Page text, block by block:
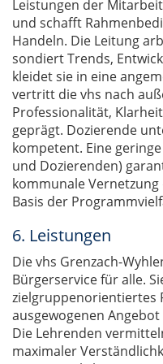
Leistungen der
und schafft
Handeln. Die Leitung
sondiert Trends,
kleidet sie in eine
vertritt die vhs nach
Professionalität,
geprägt. Dozierende
kompetent. Eine
und Dozierenden)
kommunale
Basis der
6. Leistungen
Die vhs Grenzach-
Bürgerservice für alle.
zielgruppenorientiertes
ausgewogenen
Die Lehrenden
maximaler